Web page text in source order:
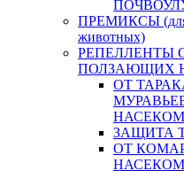
ПРЕМИКСЫ (для
животных)
РЕПЕЛЛЕНТЫ
ПОЛЗАЮЩИХ
ОТ
ЗАЩИТА
ОТ